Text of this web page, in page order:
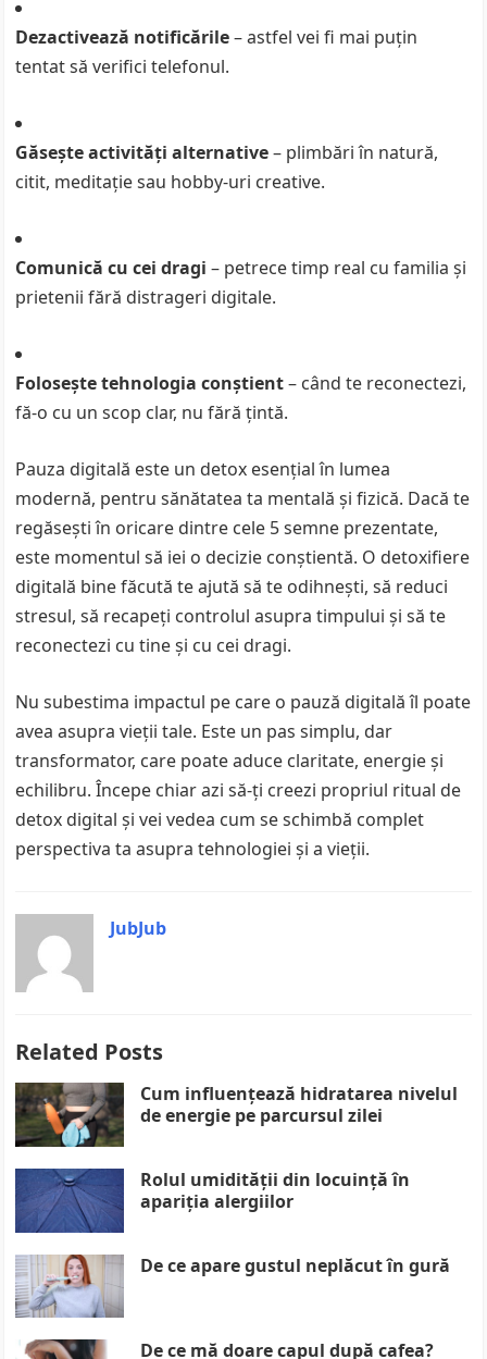
Dezactivează notificările– astfel vei fi mai puțin
tentat să verifici telefonul.
Găsește activități alternative– plimbări în natură,
citit, meditație sau hobby-uri creative.
Comunică cu cei dragi – petrece timp real cu familia și
prietenii fără distrageri digitale.
Folosește tehnologia conștient– când te reconectezi,
fă-o cu un scop clar, nu fără țintă.
Pauza digitală este un detox esențial în lumea
modernă, pentru sănătatea ta mentală și fizică. Dacă te
regăsești în oricare dintre cele 5 semne prezentate,
este momentul să iei o decizie conștientă. O detoxifiere
digitală bine făcută te ajută să te odihnești, să reduci
stresul, să recapeți controlul asupra timpului și să te
reconectezi cu tine și cu cei dragi.
Nu subestima impactul pe care o pauză digitală îl poate
avea asupra vieții tale. Este un pas simplu, dar
transformator, care poate aduce claritate, energie și
echilibru. Începe chiar azi să-ți creezi propriul ritual de
detox digital și vei vedea cum se schimbă complet
perspectiva ta asupra tehnologiei și a vieții.
JubJub
Related Posts
Cum influențează hidratarea nivelul
de energie pe parcursul zilei
Rolul umidității din locuință în
apariția alergiilor
De ce apare gustul neplăcut în gură
De ce mă doare capul după cafea?